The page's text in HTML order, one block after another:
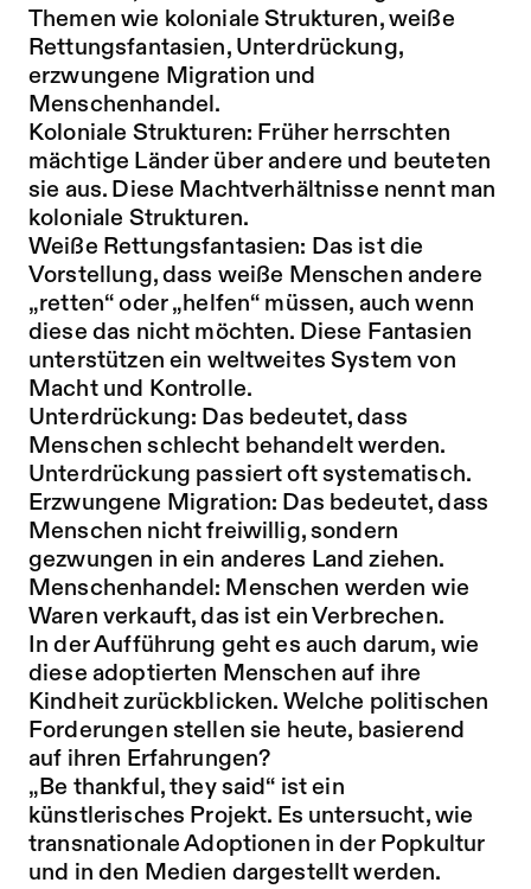
Themen wie koloniale Strukturen, weiße
Rettungsfantasien, Unterdrückung,
erzwungene Migration und
Menschenhandel.
Koloniale Strukturen: Früher herrschten
mächtige Länder über andere und beuteten
sie aus. Diese Machtverhältnisse nennt man
koloniale Strukturen.
Weiße Rettungsfantasien: Das ist die
Vorstellung, dass weiße Menschen andere
„retten“ oder „helfen“ müssen, auch wenn
diese das nicht möchten. Diese Fantasien
unterstützen ein weltweites System von
Macht und Kontrolle.
Unterdrückung: Das bedeutet, dass
Menschen schlecht behandelt werden.
Unterdrückung passiert oft systematisch.
Erzwungene Migration: Das bedeutet, dass
Menschen nicht freiwillig, sondern
gezwungen in ein anderes Land ziehen.
Menschenhandel: Menschen werden wie
Waren verkauft, das ist ein Verbrechen.
In der Aufführung geht es auch darum, wie
diese adoptierten Menschen auf ihre
Kindheit zurückblicken. Welche politischen
Forderungen stellen sie heute, basierend
auf ihren Erfahrungen?
„Be thankful, they said“ ist ein
künstlerisches Projekt. Es untersucht, wie
transnationale Adoptionen in der Popkultur
und in den Medien dargestellt werden.